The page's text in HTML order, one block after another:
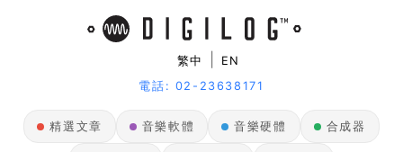
繁中
EN
電話: 02-23638171
精選文章 音樂軟體 音樂硬體 合成器